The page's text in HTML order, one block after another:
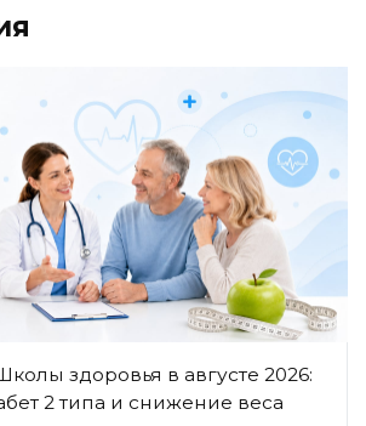
здоровья в августе 2026:
2 типа и снижение веса